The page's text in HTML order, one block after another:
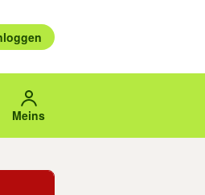
auswählen.
mit den Pfeiltasten nach oben/
Meins